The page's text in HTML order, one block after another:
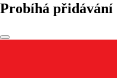
Probíhá přidávání